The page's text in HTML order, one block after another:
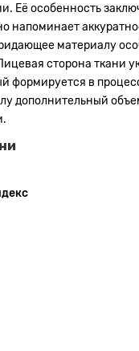
Её особенность
напоминает
материалу
сторона ткани
формируется в
дополнительный